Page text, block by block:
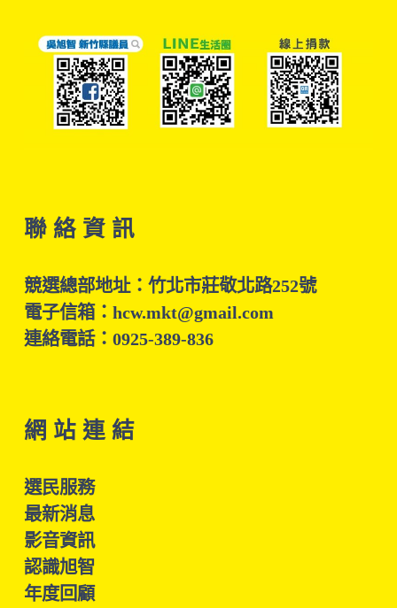
聯 絡 資 訊
競選總部地址：竹北市莊敬北路252號
電子信箱：hcw.mkt@gmail.com
連絡電話：0925-389-836
網 站 連 結
選民服務
最新消息
影音資訊
認識旭智
年度回顧